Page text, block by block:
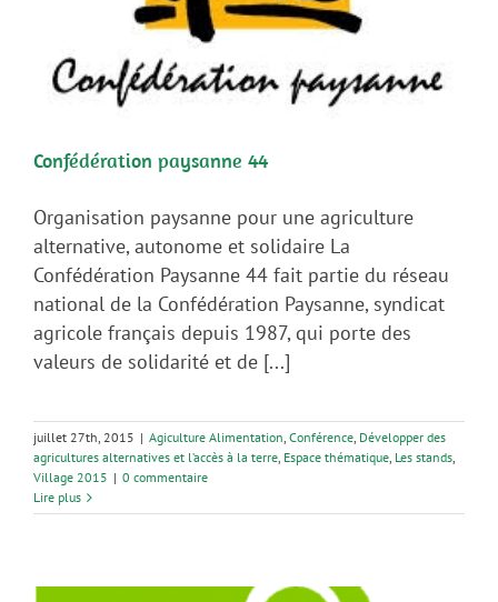
Confédération paysanne 44
Organisation paysanne pour une agriculture
alternative, autonome et solidaire La
Confédération Paysanne 44 fait partie du réseau
national de la Confédération Paysanne, syndicat
agricole français depuis 1987, qui porte des
valeurs de solidarité et de [...]
juillet 27th, 2015 | Agiculture Alimentation, Conférence, Développer des
agricultures alternatives et l’accès à la terre, Espace thématique, Les stands,
Village 2015 | 0 commentaire
Lire plus